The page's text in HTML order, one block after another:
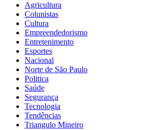
Agricultura
Colunistas
Cultura
Empreendedorismo
Entretenimento
Esportes
Nacional
Norte de São Paulo
Politica
Saúde
Segurança
Tecnologia
Tendências
Triangulo Mineiro